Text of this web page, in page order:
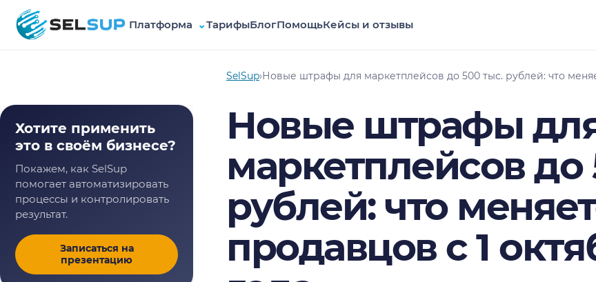
SelSup Платформа ⌄ТарифыБлогПомощьКейсы и отзывы
SelSup›Новые штрафы для маркетплейсов до 500 тыс. рублей: что
Новые штрафы
маркетплейсов до
рублей: что
продавцов с 1
Хотите применить
это в своём бизнесе?
Покажем, как SelSup
помогает автоматизировать
процессы и контролировать
результат.
Записаться на
презентацию